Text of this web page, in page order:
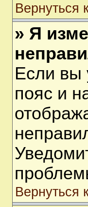
Вернуться
» Я
Если вы
пояс и
Вернуться